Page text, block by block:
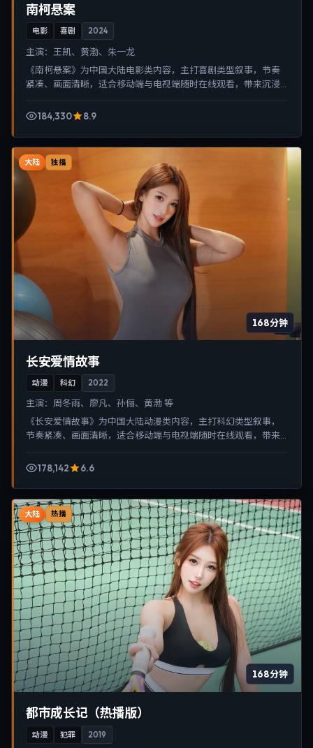
南柯悬案
电影 喜剧 2024
主演： 王凯、黄渤、朱一龙
《南柯悬案》为中国大陆电影类内容，主打喜剧类型叙事，节奏
紧凑、画面清晰，适合移动端与电视端随时在线观看，带来沉浸
184,330
8.9
大陆 独播
168分钟
长安爱情故事
动漫 科幻 2022
主演： 周冬雨、廖凡、孙俪、黄渤 等
《长安爱情故事》为中国大陆动漫类内容，主打科幻类型叙事，
节奏紧凑、画面清晰，适合移动端与电视端随时在线观看，带来
178,142
6.6
大陆 热播
168分钟
都市成长记（热播版）
动漫 犯罪 2019